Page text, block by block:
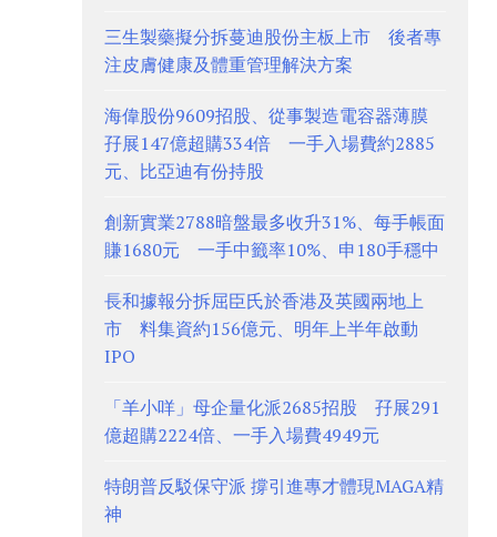
三生製藥擬分拆蔓迪股份主板上市 後者專
注皮膚健康及體重管理解決方案
海偉股份9609招股、從事製造電容器薄膜
孖展147億超購334倍 一手入場費約2885
元、比亞迪有份持股
創新實業2788暗盤最多收升31%、每手帳面
賺1680元 一手中籤率10%、申180手穩中
長和據報分拆屈臣氏於香港及英國兩地上
市 料集資約156億元、明年上半年啟動
IPO
「羊小咩」母企量化派2685招股 孖展291
億超購2224倍、一手入場費4949元
特朗普反駁保守派 撐引進專才體現MAGA精
神